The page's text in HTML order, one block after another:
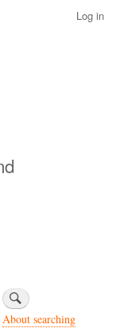
Log in
About searching